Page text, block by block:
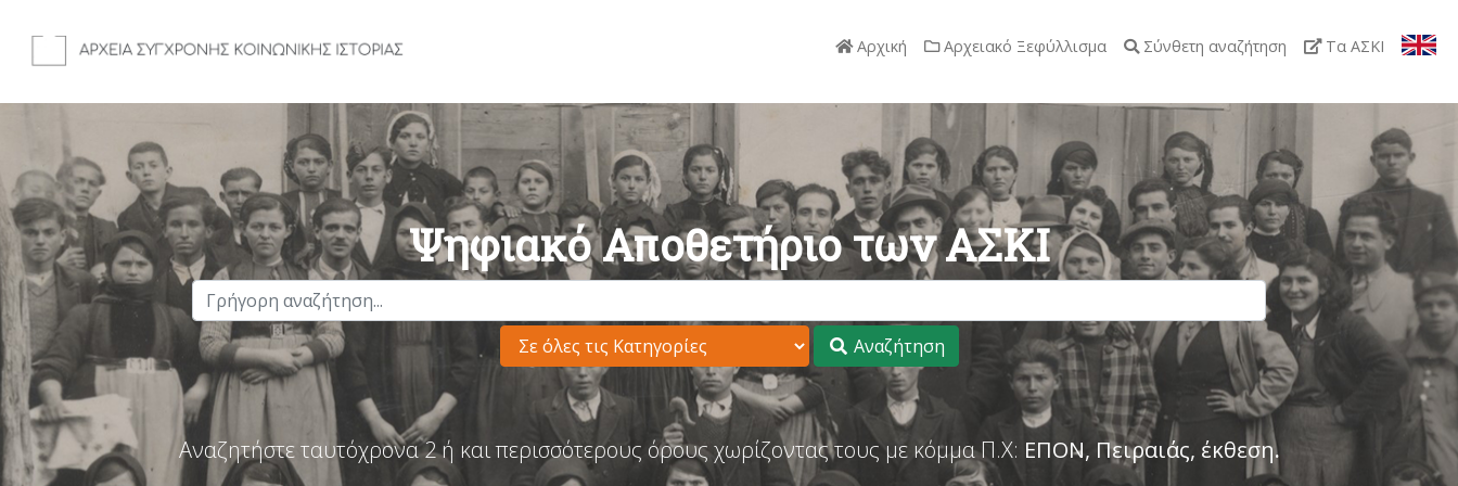
Αρχική Αρχειακό Ξεφύλλισμα Σύνθετη αναζήτηση Τα ΑΣΚΙ
Ψηφιακό Αποθετήριο των ΑΣΚΙ
Αναζήτηση
Αναζητήστε ταυτόχρονα 2 ή και περισσότερους όρους χωρίζοντας τους με κόμμα Π.Χ: ΕΠΟΝ, Πειραιάς, έκθεση.